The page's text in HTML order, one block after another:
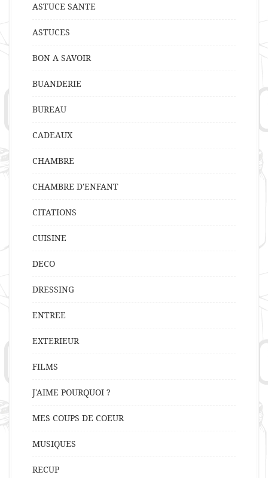
ASTUCE SANTE
ASTUCES
BON A SAVOIR
BUANDERIE
BUREAU
CADEAUX
CHAMBRE
CHAMBRE D'ENFANT
CITATIONS
CUISINE
DECO
DRESSING
ENTREE
EXTERIEUR
FILMS
J'AIME POURQUOI ?
MES COUPS DE COEUR
MUSIQUES
RECUP